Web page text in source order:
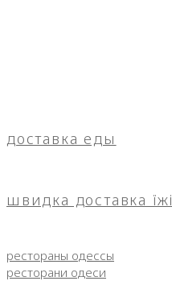
доставка еды
швидка доставка їжі
рестораны одессы
ресторани одеси